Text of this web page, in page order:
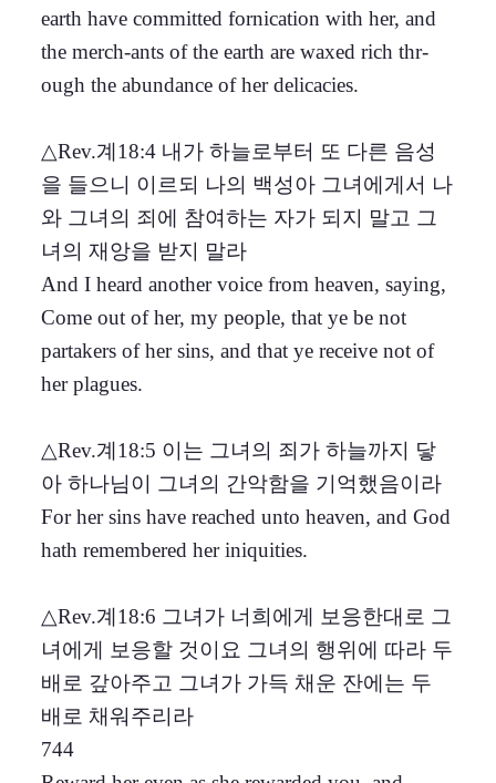
earth have committed fornication with her, and
the merch-ants of the earth are waxed rich thr-
ough the abundance of her delicacies.
△Rev.계18:4 내가 하늘로부터 또 다른 음성
을 들으니 이르되 나의 백성아 그녀에게서 나
와 그녀의 죄에 참여하는 자가 되지 말고 그
녀의 재앙을 받지 말라
And I heard another voice from heaven, saying,
Come out of her, my people, that ye be not
partakers of her sins, and that ye receive not of
her plagues.
△Rev.계18:5 이는 그녀의 죄가 하늘까지 닿
아 하나님이 그녀의 간악함을 기억했음이라
For her sins have reached unto heaven, and God
hath remembered her iniquities.
△Rev.계18:6 그녀가 너희에게 보응한대로 그
녀에게 보응할 것이요 그녀의 행위에 따라 두
배로 갚아주고 그녀가 가득 채운 잔에는 두
배로 채워주리라
744